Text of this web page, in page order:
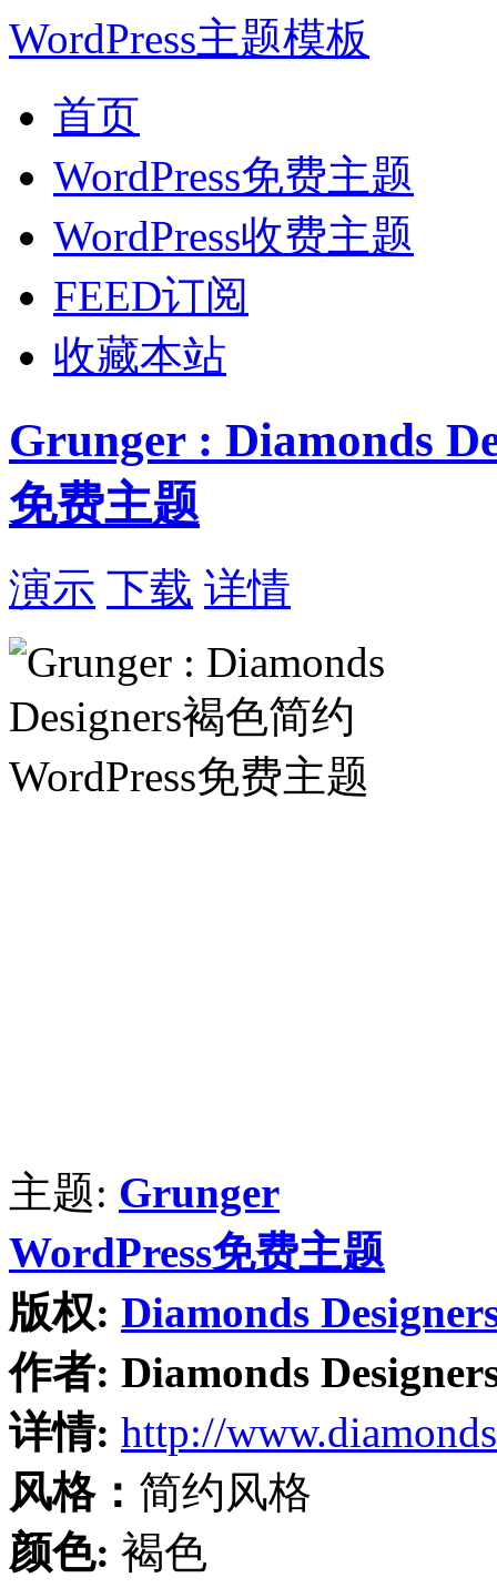
WordPress主题模板
首页
WordPress免费主题
WordPress收费主题
FEED订阅
收藏本站
Grunger : Diamonds
免费主题
演示 下载 详情
主题: Grunger
WordPress免费主题
版权: Diamonds
作者: Diamonds
详情: http://
风格： 简约风格
颜色: 褐色